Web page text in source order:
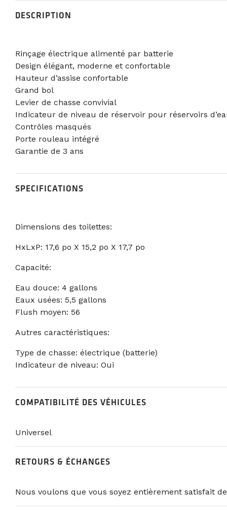
DESCRIPTION
Rinçage électrique alimenté par batterie
Design élégant, moderne et confortable
Hauteur d’assise confortable
Grand bol
Levier de chasse convivial
Indicateur de niveau de réservoir pour réservoirs
Contrôles masqués
Porte rouleau intégré
Garantie de 3 ans
SPECIFICATIONS
Dimensions des toilettes:
HxLxP: 17,6 po X 15,2 po X 17,7 po
Capacité:
Eau douce: 4 gallons
Eaux usées: 5,5 gallons
Flush moyen: 56
Autres caractéristiques:
Type de chasse: électrique (batterie)
Indicateur de niveau: Oui
COMPATIBILITÉ DES VÉHICULES
Universel
RETOURS & ÉCHANGES
Nous voulons que vous soyez entièrement satisfait